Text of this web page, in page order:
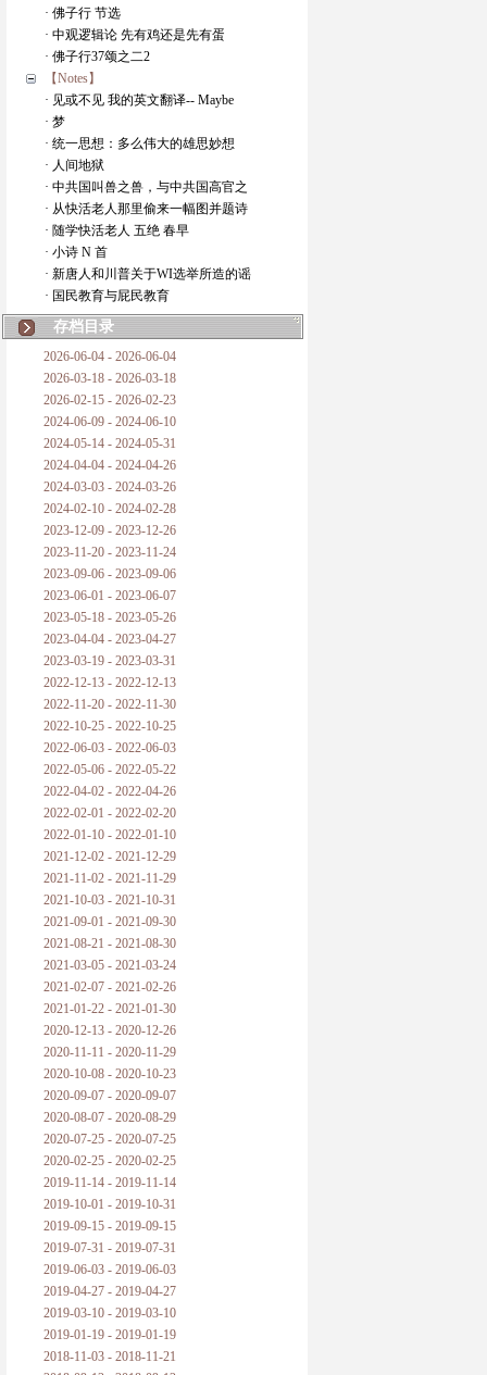
· 佛子行 节选
· 中观逻辑论 先有鸡还是先有蛋
· 佛子行37颂之二2
【Notes】
· 见或不见 我的英文翻译-- Maybe
· 梦
· 统一思想：多么伟大的雄思妙想
· 人间地狱
· 中共国叫兽之兽，与中共国高官之
· 从快活老人那里偷来一幅图并题诗
· 随学快活老人 五绝 春早
· 小诗 N 首
· 新唐人和川普关于WI选举所造的谣
· 国民教育与屁民教育
存档目录
2026-06-04 - 2026-06-04
2026-03-18 - 2026-03-18
2026-02-15 - 2026-02-23
2024-06-09 - 2024-06-10
2024-05-14 - 2024-05-31
2024-04-04 - 2024-04-26
2024-03-03 - 2024-03-26
2024-02-10 - 2024-02-28
2023-12-09 - 2023-12-26
2023-11-20 - 2023-11-24
2023-09-06 - 2023-09-06
2023-06-01 - 2023-06-07
2023-05-18 - 2023-05-26
2023-04-04 - 2023-04-27
2023-03-19 - 2023-03-31
2022-12-13 - 2022-12-13
2022-11-20 - 2022-11-30
2022-10-25 - 2022-10-25
2022-06-03 - 2022-06-03
2022-05-06 - 2022-05-22
2022-04-02 - 2022-04-26
2022-02-01 - 2022-02-20
2022-01-10 - 2022-01-10
2021-12-02 - 2021-12-29
2021-11-02 - 2021-11-29
2021-10-03 - 2021-10-31
2021-09-01 - 2021-09-30
2021-08-21 - 2021-08-30
2021-03-05 - 2021-03-24
2021-02-07 - 2021-02-26
2021-01-22 - 2021-01-30
2020-12-13 - 2020-12-26
2020-11-11 - 2020-11-29
2020-10-08 - 2020-10-23
2020-09-07 - 2020-09-07
2020-08-07 - 2020-08-29
2020-07-25 - 2020-07-25
2020-02-25 - 2020-02-25
2019-11-14 - 2019-11-14
2019-10-01 - 2019-10-31
2019-09-15 - 2019-09-15
2019-07-31 - 2019-07-31
2019-06-03 - 2019-06-03
2019-04-27 - 2019-04-27
2019-03-10 - 2019-03-10
2019-01-19 - 2019-01-19
2018-11-03 - 2018-11-21